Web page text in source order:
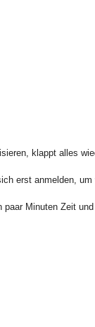
klappt alles
erst anmelden, um
Minuten Zeit